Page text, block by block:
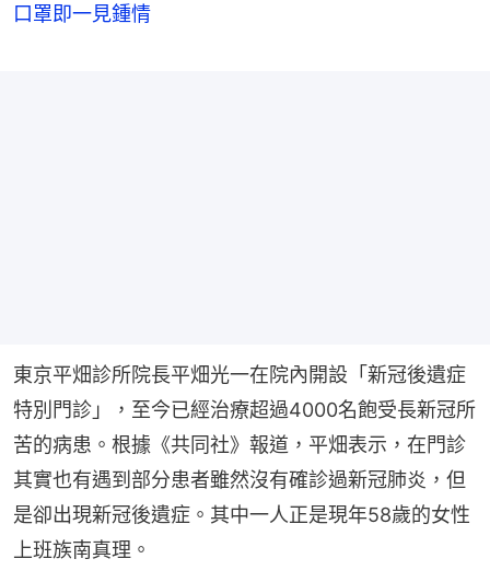
口罩即一見鍾情
東京平畑診所院長平畑光一在院內開設「新冠後遺症
特別門診」，至今已經治療超過4000名飽受長新冠所
苦的病患。根據《共同社》報道，平畑表示，在門診
其實也有遇到部分患者雖然沒有確診過新冠肺炎，但
是卻出現新冠後遺症。其中一人正是現年58歲的女性
上班族南真理。